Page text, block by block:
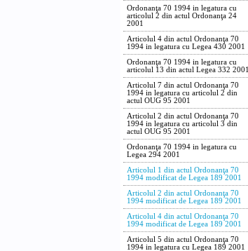
Ordonanţa 70 1994 in legatura cu
articolul 2 din actul Ordonanţa 24
2001
Articolul 4 din actul Ordonanţa 70
1994 in legatura cu Legea 430 2001
Ordonanţa 70 1994 in legatura cu
articolul 13 din actul Legea 332 2001
Articolul 7 din actul Ordonanţa 70
1994 in legatura cu articolul 2 din
actul OUG 95 2001
Articolul 2 din actul Ordonanţa 70
1994 in legatura cu articolul 3 din
actul OUG 95 2001
Ordonanţa 70 1994 in legatura cu
Legea 294 2001
Articolul 1 din actul Ordonanţa 70
1994 modificat de Legea 189 2001
Articolul 2 din actul Ordonanţa 70
1994 modificat de Legea 189 2001
Articolul 4 din actul Ordonanţa 70
1994 modificat de Legea 189 2001
Articolul 5 din actul Ordonanţa 70
1994 in legatura cu Legea 189 2001